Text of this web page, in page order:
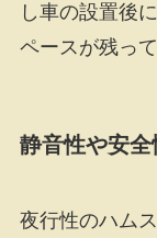
し車の設置後
ペースが残っ
静音性や安
夜行性のハム